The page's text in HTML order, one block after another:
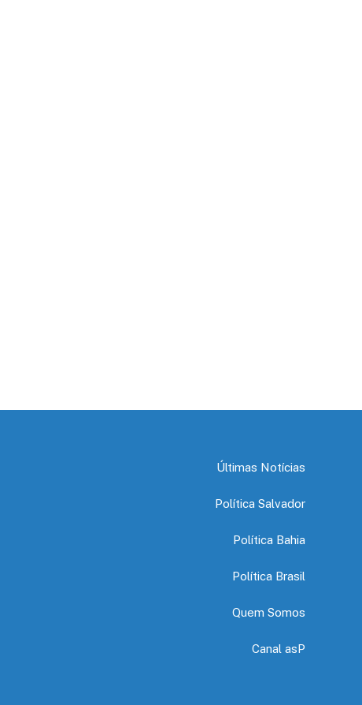
Últimas Notícias
Política Salvador
Política Bahia
Política Brasil
Quem Somos
Canal asP